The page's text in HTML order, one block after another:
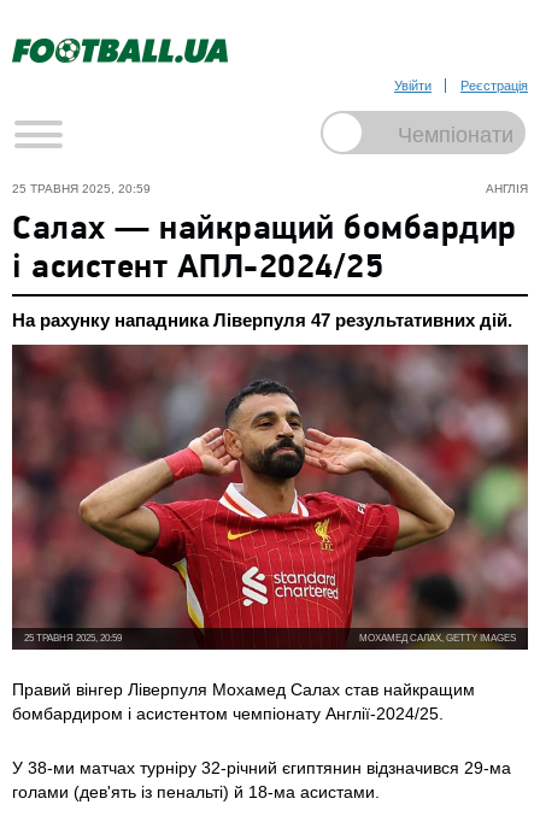
Увійти Реєстрація
АНГЛІЯ
25 ТРАВНЯ 2025, 20:59
Салах — найкращий бомбардир
і асистент АПЛ-2024/25
На рахунку нападника Ліверпуля 47 результативних дій.
МОХАМЕД САЛАХ, GETTY IMAGES
25 ТРАВНЯ 2025, 20:59
Правий вінгер Ліверпуля Мохамед Салах став найкращим
бомбардиром і асистентом чемпіонату Англії-2024/25.
У 38-ми матчах турніру 32-річний єгиптянин відзначився 29-ма
голами (дев'ять із пенальті) й 18-ма асистами.